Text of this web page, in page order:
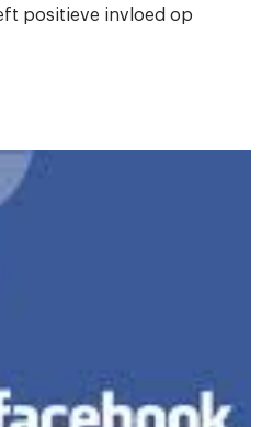
positieve invloed op